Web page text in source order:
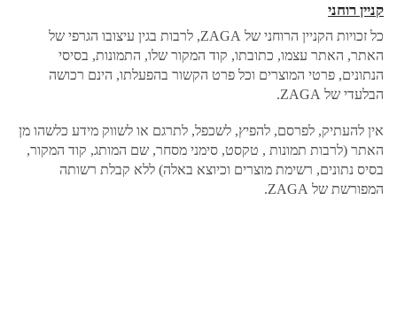
קניין רוחני
כל זכויות הקניין הרוחני של ZAGA, לרבות בגין עיצובו הגרפי של
האתר, האתר עצמו, כתובתו, קוד המקור שלו, התמונות, בסיסי
הנתונים, פרטי המוצרים וכל פרט הקשור בהפעלתו, הינם רכושה
הבלעדי של ZAGA.
אין להעתיק, לפרסם, להפיץ, לשכפל, לתרגם או לשווק מידע כלשהו מן
האתר (לרבות תמונות , טקסט, סימני מסחר, שם המותג, קוד המקור,
בסיס נתונים, רשימת מוצרים וכיוצא באלה) ללא קבלת רשותה
המפורשת של ZAGA.